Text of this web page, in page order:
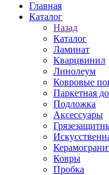
Главная
Каталог
Назад
Каталог
Ламинат
Кварцвинил
Линолеум
Ковровые
Паркетная
Подложка
Аксессуары
Ковры
Пробка